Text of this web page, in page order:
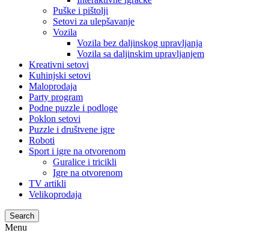
Puške i pištolji
Setovi za ulepšavanje
Vozila
Vozila bez daljinskog upravljanja
Vozila sa daljinskim upravljanjem
Kreativni setovi
Kuhinjski setovi
Maloprodaja
Party program
Podne puzzle i podloge
Poklon setovi
Puzzle i društvene igre
Roboti
Sport i igre na otvorenom
Guralice i tricikli
Igre na otvorenom
TV artikli
Velikoprodaja
Search
Menu